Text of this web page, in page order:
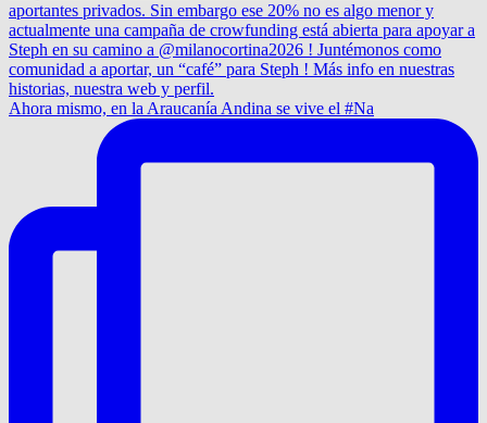
Ahora mismo, en la Araucanía Andina se vive el #Na